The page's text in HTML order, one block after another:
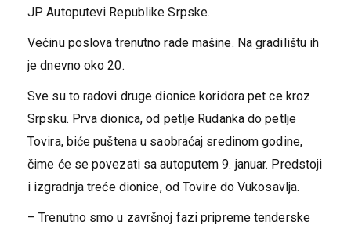
ЈP Autoputevi Republike Srpske.
Većinu poslova trenutno rade mašine. Na gradilištu ih
je dnevno oko 20.
Sve su to radovi druge dionice koridora pet ce kroz
Srpsku. Prva dionica, od petlje Rudanka do petlje
Tovira, biće puštena u saobraćaj sredinom godine,
čime će se povezati sa autoputem 9. januar. Predstoji
i izgradnja treće dionice, od Tovire do Vukosavlja.
– Trenutno smo u završnoj fazi pripreme tenderske